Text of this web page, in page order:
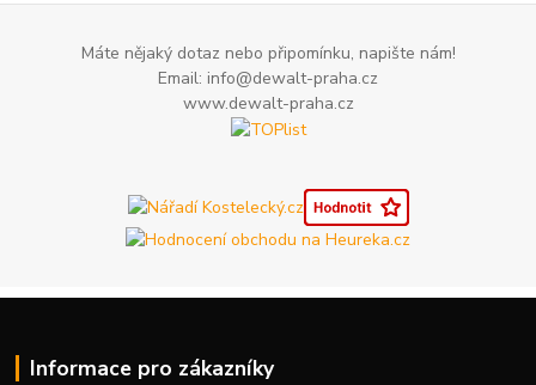
Máte nějaký dotaz nebo připomínku, napište nám!
Email: info@dewalt-praha.cz
www.dewalt-praha.cz
Informace pro zákazníky